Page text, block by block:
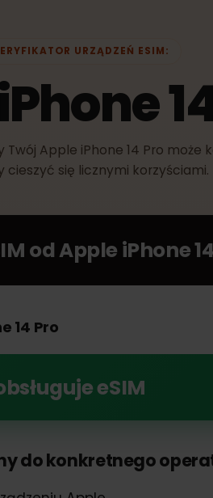
WERYFIKATOR URZĄDZEŃ ESIM:
aby cieszyć się licznymi
14 Pro